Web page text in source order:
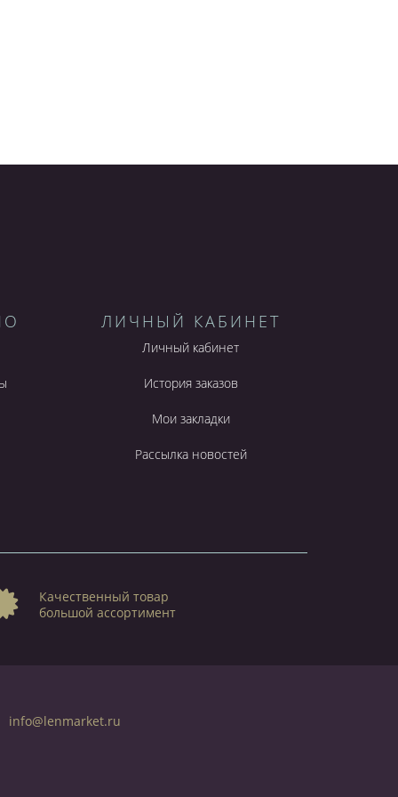
ЛИЧНЫЙ КАБИНЕТ
Личный кабинет
История заказов
Мои закладки
Рассылка новостей
Качественный товар
большой ассортимент
info@lenmarket.ru